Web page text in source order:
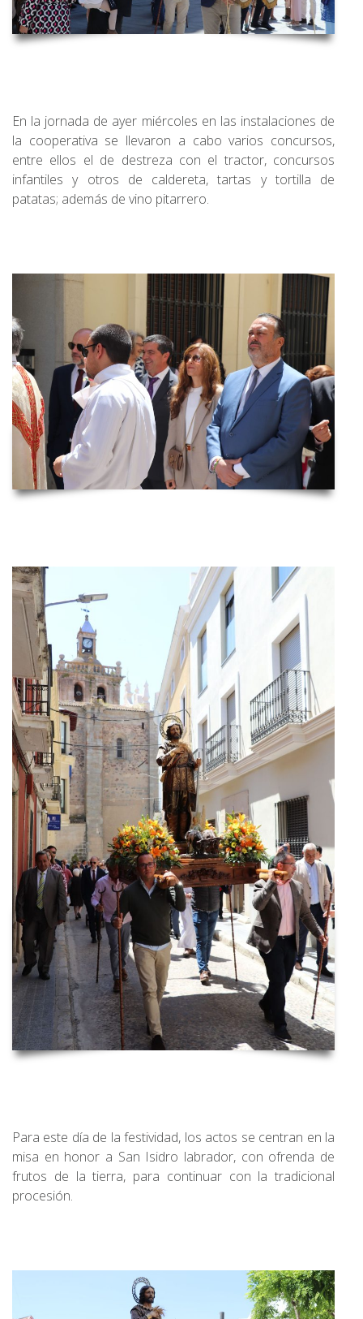
En la jornada de ayer miércoles en las instalaciones de
la cooperativa se llevaron a cabo varios concursos,
entre ellos el de destreza con el tractor, concursos
infantiles y otros de caldereta, tartas y tortilla de
patatas; además de vino pitarrero.
Para este día de la festividad, los actos se centran en la
misa en honor a San Isidro labrador, con ofrenda de
frutos de la tierra, para continuar con la tradicional
procesión.